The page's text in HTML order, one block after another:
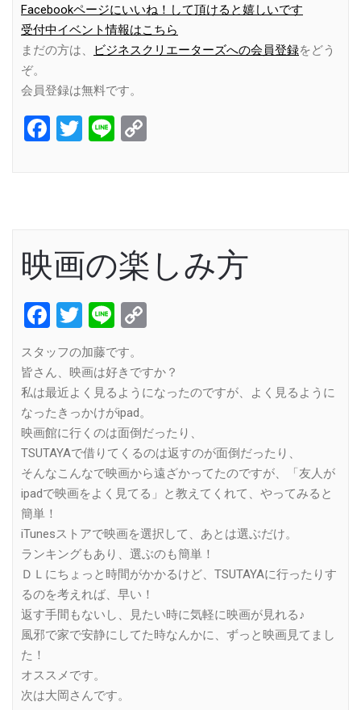
Facebookページにいいね！して頂けると嬉しいです
受付中イベント情報はこちら
まだの方は、
ビジネスクリエーターズへの会員登録をどう
ぞ。
会員登録は無料です。
Facebook
Twitter
Line
映画の楽しみ方
Facebook
Twitter
Line
スタッフの加藤です。
皆さん、映画は好きですか？
私は最近よく見るようになったのですが、よく見るように
なったきっかけがipad。
映画館に行くのは面倒だったり、
TSUTAYAで借りてくるのは返すのが面倒だったり、
そんなこんなで映画から遠ざかってたのですが、「友人が
ipadで映画をよく見てる」と教えてくれて、やってみると
簡単！
iTunesストアで映画を選択して、あとは選ぶだけ。
ランキングもあり、選ぶのも簡単！
ＤＬにちょっと時間がかかるけど、TSUTAYAに行ったりす
るのを考えれば、早い！
返す手間もないし、見たい時に気軽に映画が見れる♪
風邪で家で安静にしてた時なんかに、ずっと映画見てまし
た！
オススメです。
次は大岡さんです。